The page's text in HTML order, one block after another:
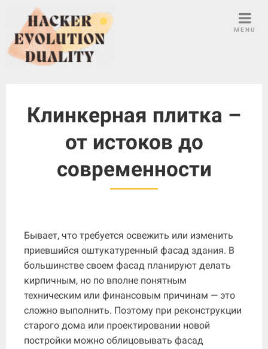
MENU
Клинкерная плитка –
от истоков до
современности
Бывает, что требуется освежить или изменить
приевшийся оштукатуренный фасад здания. В
большинстве своем фасад планируют делать
кирпичным, но по вполне понятным
техническим или финансовым причинам — это
сложно выполнить. Поэтому при реконструкции
старого дома или проектировании новой
постройки можно облицовывать фасад